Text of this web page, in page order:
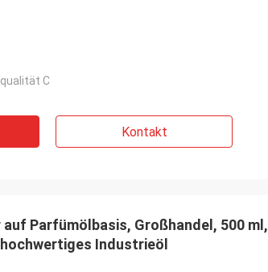
C
Kontakt
Parfümölbasis, Großhandel, 500 ml,
Industrieöl